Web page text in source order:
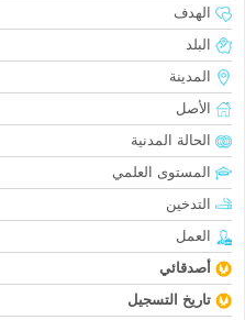
الهدف
البلد
المدينة
الأصل
الحالة المدنية
المستوى العلمي
التدخين
العمل
أصدقائي
تاريخ التسجيل